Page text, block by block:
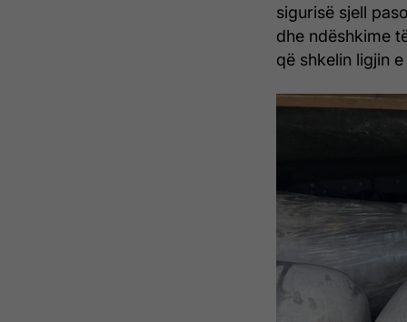
sigurisë sjell
dhe ndëshkime
që shkelin ligjin